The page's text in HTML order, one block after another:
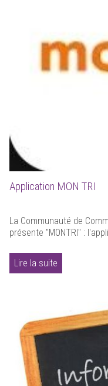
Application MON TRI
La Communauté de
présente "MONTRI" :
Lire la suite